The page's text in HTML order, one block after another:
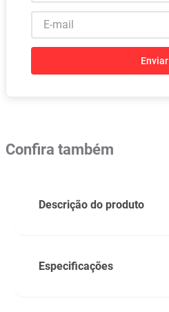
Enviar
Confira também
Descrição do produto
Especificações